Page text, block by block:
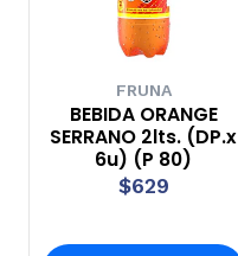
FRUNA
BEBIDA ORANGE
SERRANO 2lts. (DP.x
6u) (P 80)
$629